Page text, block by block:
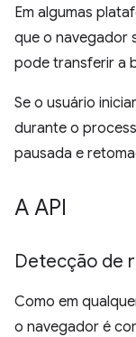
Em algumas
que o navegador
pode transferir a
Se o usuário
durante o
pausada e
A API
Detecção de
Como em
o navegador é